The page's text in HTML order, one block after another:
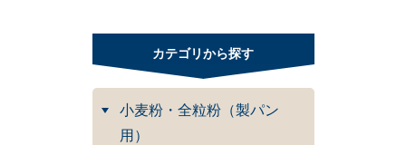
カテゴリから探す
小麦粉・全粒粉（製パン
用）